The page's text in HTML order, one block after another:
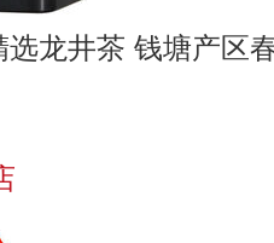
龙井茶 钱塘产区